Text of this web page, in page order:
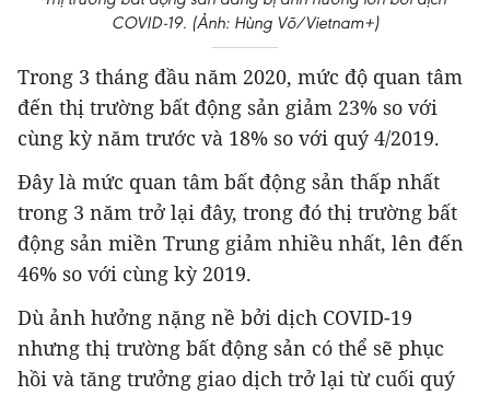
COVID-19. (Ảnh: Hùng Võ/Vietnam+)
Trong 3 tháng đầu năm 2020, mức độ quan tâm
đến thị trường bất động sản giảm 23% so với
cùng kỳ năm trước và 18% so với quý 4/2019.
Đây là mức quan tâm bất động sản thấp nhất
trong 3 năm trở lại đây, trong đó thị trường bất
động sản miền Trung giảm nhiều nhất, lên đến
46% so với cùng kỳ 2019.
Dù ảnh hưởng nặng nề bởi dịch COVID-19
nhưng thị trường bất động sản có thể sẽ phục
hồi và tăng trưởng giao dịch trở lại từ cuối quý